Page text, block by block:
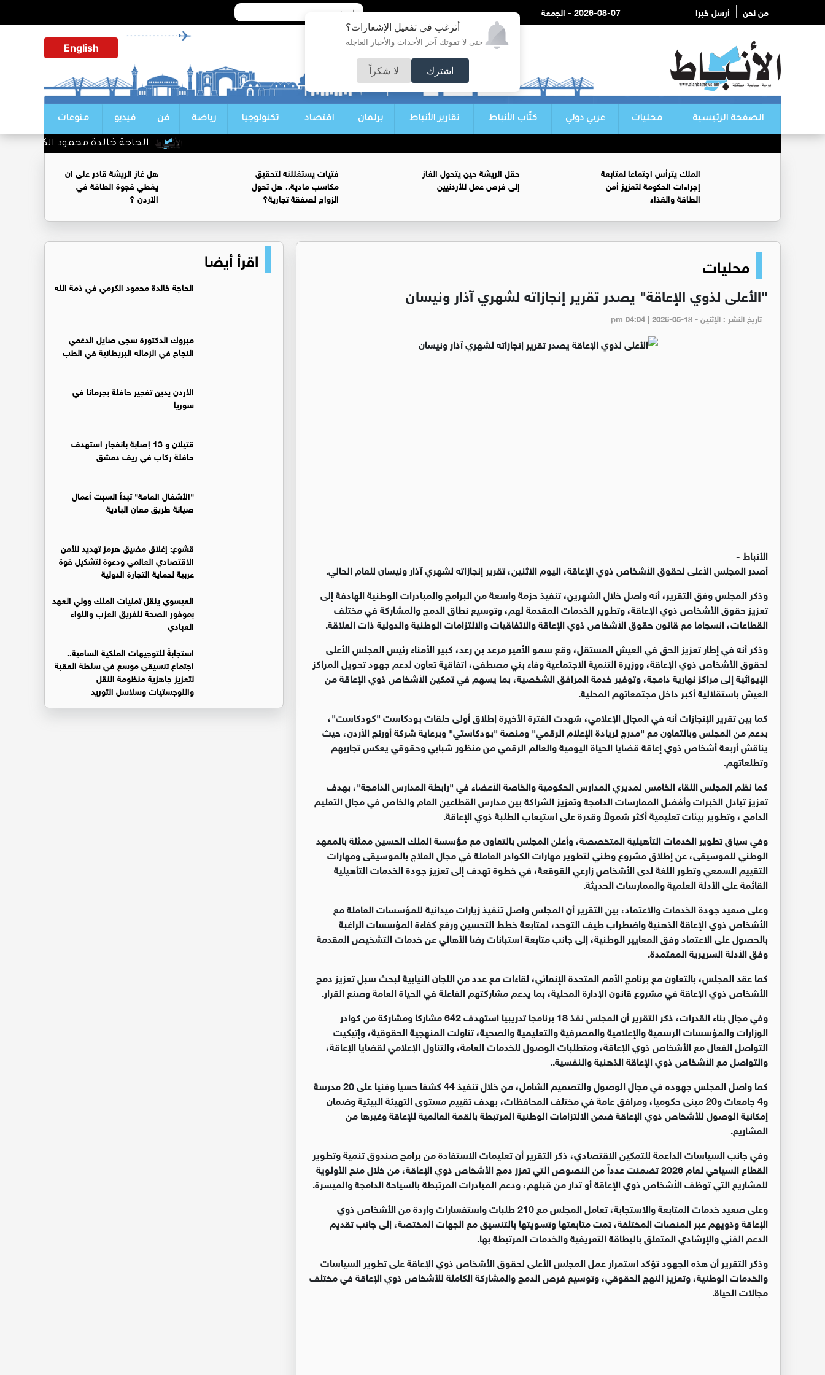
أترغب في تفعيل الإشعارات؟
حتى لا تفوتك آخر الأحداث والأخبار العاجلة
اشترك لا شكراً
من نحن أرسل خبرا 2026-08-07 - الجمعة
English
الصفحة الرئيسية محليات عربي دولي كتّاب الأنباط تقارير الأنباط برلمان اقتصاد تكنولوجيا رياضة فن فيديو منوعات
الحاجة خالدة محمود الكرمي في ذمة
الملك يترأس اجتماعا لمتابعة
إجراءات الحكومة لتعزيز أمن
الطاقة والغذاء
حقل الريشة حين يتحول الغاز
إلى فرص عمل للأردنيين
فتيات يستغللنه لتحقيق
مكاسب مادية.. هل تحول
الزواج لصفقة تجارية؟
هل غاز الريشة قادر على ان
يغطي فجوة الطاقة في
الأردن ؟
محليات
"الأعلى لذوي الإعاقة" يصدر تقرير إنجازاته لشهري آذار ونيسان
تاريخ النشر : الإثنين - pm 04:04 | 2026-05-18
الأنباط -
أصدر المجلس الأعلى لحقوق الأشخاص ذوي الإعاقة، اليوم الاثنين، تقرير إنجازاته لشهري آذار ونيسان للعام الحالي.
وذكر المجلس وفق التقرير، أنه واصل خلال الشهرين، تنفيذ حزمة واسعة من البرامج والمبادرات الوطنية الهادفة إلى
تعزيز حقوق الأشخاص ذوي الإعاقة، وتطوير الخدمات المقدمة لهم، وتوسيع نطاق الدمج والمشاركة في مختلف
القطاعات، انسجاما مع قانون حقوق الأشخاص ذوي الإعاقة والاتفاقيات والالتزامات الوطنية والدولية ذات العلاقة.
وذكر أنه في إطار تعزيز الحق في العيش المستقل، وقع سمو الأمير مرعد بن رعد، كبير الأمناء رئيس المجلس الأعلى
لحقوق الأشخاص ذوي الإعاقة، ووزيرة التنمية الاجتماعية وفاء بني مصطفى، اتفاقية تعاون لدعم جهود تحويل المراكز
الإيوائية إلى مراكز نهارية دامجة، وتوفير خدمة المرافق الشخصية، بما يسهم في تمكين الأشخاص ذوي الإعاقة من
العيش باستقلالية أكبر داخل مجتمعاتهم المحلية.
كما بين تقرير الإنجازات أنه في المجال الإعلامي، شهدت الفترة الأخيرة إطلاق أولى حلقات بودكاست "كودكاست"،
بدعم من المجلس وبالتعاون مع "مدرج لريادة الإعلام الرقمي" ومنصة "بودكاستي" وبرعاية شركة أورنج الأردن، حيث
يناقش أربعة أشخاص ذوي إعاقة قضايا الحياة اليومية والعالم الرقمي من منظور شبابي وحقوقي يعكس تجاربهم
وتطلعاتهم.
كما نظم المجلس اللقاء الخامس لمديري المدارس الحكومية والخاصة الأعضاء في "رابطة المدارس الدامجة"، بهدف
تعزيز تبادل الخبرات وأفضل الممارسات الدامجة وتعزيز الشراكة بين مدارس القطاعين العام والخاص في مجال التعليم
الدامج ، وتطوير بيئات تعليمية أكثر شمولاً وقدرة على استيعاب الطلبة ذوي الإعاقة.
وفي سياق تطوير الخدمات التأهيلية المتخصصة، وأعلن المجلس بالتعاون مع مؤسسة الملك الحسين ممثلة بالمعهد
الوطني للموسيقى، عن إطلاق مشروع وطني لتطوير مهارات الكوادر العاملة في مجال العلاج بالموسيقى ومهارات
التقييم السمعي وتطور اللغة لدى الأشخاص زارعي القوقعة، في خطوة تهدف إلى تعزيز جودة الخدمات التأهيلية
القائمة على الأدلة العلمية والممارسات الحديثة.
وعلى صعيد جودة الخدمات والاعتماد، بين التقرير أن المجلس واصل تنفيذ زيارات ميدانية للمؤسسات العاملة مع
الأشخاص ذوي الإعاقة الذهنية واضطراب طيف التوحد، لمتابعة خطط التحسين ورفع كفاءة المؤسسات الراغبة
بالحصول على الاعتماد وفق المعايير الوطنية، إلى جانب متابعة استبانات رضا الأهالي عن خدمات التشخيص المقدمة
وفق الأدلة السريرية المعتمدة.
كما عقد المجلس، بالتعاون مع برنامج الأمم المتحدة الإنمائي، لقاءات مع عدد من اللجان النيابية لبحث سبل تعزيز دمج
الأشخاص ذوي الإعاقة في مشروع قانون الإدارة المحلية، بما يدعم مشاركتهم الفاعلة في الحياة العامة وصنع القرار.
وفي مجال بناء القدرات، ذكر التقرير أن المجلس نفذ 18 برنامجا تدريبيا استهدف 642 مشاركا ومشاركة من كوادر
الوزارات والمؤسسات الرسمية والإعلامية والمصرفية والتعليمية والصحية، تناولت المنهجية الحقوقية، وإتيكيت
التواصل الفعال مع الأشخاص ذوي الإعاقة، ومتطلبات الوصول للخدمات العامة، والتناول الإعلامي لقضايا الإعاقة،
والتواصل مع الأشخاص ذوي الإعاقة الذهنية والنفسية..
كما واصل المجلس جهوده في مجال الوصول والتصميم الشامل، من خلال تنفيذ 44 كشفا حسيا وفنيا على 20 مدرسة
و4 جامعات و20 مبنى حكوميا، ومرافق عامة في مختلف المحافظات، بهدف تقييم مستوى التهيئة البيئية وضمان
إمكانية الوصول للأشخاص ذوي الإعاقة ضمن الالتزامات الوطنية المرتبطة بالقمة العالمية للإعاقة وغيرها من
المشاريع.
وفي جانب السياسات الداعمة للتمكين الاقتصادي، ذكر التقرير أن تعليمات الاستفادة من برامج صندوق تنمية وتطوير
القطاع السياحي لعام 2026 تضمنت عدداً من النصوص التي تعزز دمج الأشخاص ذوي الإعاقة، من خلال منح الأولوية
للمشاريع التي توظف الأشخاص ذوي الإعاقة أو تدار من قبلهم، ودعم المبادرات المرتبطة بالسياحة الدامجة والميسرة.
وعلى صعيد خدمات المتابعة والاستجابة، تعامل المجلس مع 210 طلبات واستفسارات واردة من الأشخاص ذوي
الإعاقة وذويهم عبر المنصات المختلفة، تمت متابعتها وتسويتها بالتنسيق مع الجهات المختصة، إلى جانب تقديم
الدعم الفني والإرشادي المتعلق بالبطاقة التعريفية والخدمات المرتبطة بها.
وذكر التقرير أن هذه الجهود تؤكد استمرار عمل المجلس الأعلى لحقوق الأشخاص ذوي الإعاقة على تطوير السياسات
والخدمات الوطنية، وتعزيز النهج الحقوقي، وتوسيع فرص الدمج والمشاركة الكاملة للأشخاص ذوي الإعاقة في مختلف
مجالات الحياة.
اقرأ أيضا
الحاجة خالدة محمود الكرمي في ذمة الله
مبروك الدكتورة سجى صايل الدغمي
النجاح في الزماله البريطانية في الطب
الأردن يدين تفجير حافلة بجرمانا في
سوريا
قتيلان و 13 إصابة بانفجار استهدف
حافلة ركاب في ريف دمشق
"الأشغال العامة" تبدأ السبت أعمال
صيانة طريق معان البادية
قشوع: إغلاق مضيق هرمز تهديد للأمن
الاقتصادي العالمي ودعوة لتشكيل قوة
عربية لحماية التجارة الدولية
العيسوي ينقل تمنيات الملك وولي العهد
بموفور الصحة للفريق العزب واللواء
العبادي
استجابةً للتوجيهات الملكية السامية..
اجتماع تنسيقي موسع في سلطة العقبة
لتعزيز جاهزية منظومة النقل
واللوجستيات وسلاسل التوريد